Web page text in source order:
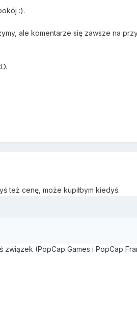
:).
ale komentarze się zawsze na
też cenę, może kupiłbym kiedyś.
związek (PopCap Games i PopCap